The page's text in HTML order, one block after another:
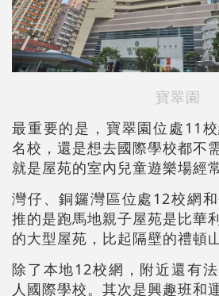
寶翠園
最重要的是，寶翠園位處11
名校，還是想去國際學校都不
就是屋苑的室內兒童遊樂場經
灣仔、銅鑼灣區位處12校網
推的是跑馬地親子屋苑是比華
的大型屋苑，比起隔壁的禮頓
除了本地12校網，附近還有
人國際學校。其次是興趣班和